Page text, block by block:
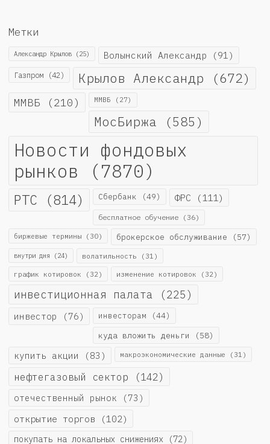
Метки
Александр Крылов (25) Волынский Александр (91)
Газпром (42) Крылов Александр (672)
ММВБ (210) ММВБ (27)
МосБиржа (585)
Новости фондовых
рынков (7870)
РТС (814) Сбербанк (49) ФРС (111)
бесплатное обучение (36)
биржевые термины (30) брокерское обслуживание (57)
внутри дня (24) волатильность (31)
график котировок (32) изменение котировок (32)
инвестиционная палата (225)
инвестор (76) инвесторам (44)
куда вложить деньги (58)
купить акции (83) макроэкономические данные (31)
нефтегазовый сектор (142)
отечественный рынок (73)
открытие торгов (102)
покупать на локальных снижениях (72)